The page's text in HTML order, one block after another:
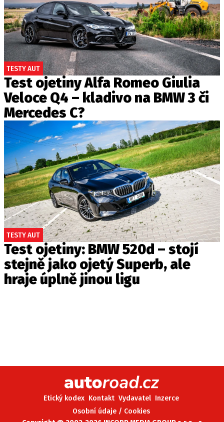
TESTY AUT
Test ojetiny Alfa Romeo Giulia
Veloce Q4 – kladivo na BMW 3 či
Mercedes C?
TESTY AUT
Test ojetiny: BMW 520d – stojí
stejně jako ojetý Superb, ale
hraje úplně jinou ligu
Etický kodex Kontakt Vydavatel Inzerce
Osobní údaje / Cookies